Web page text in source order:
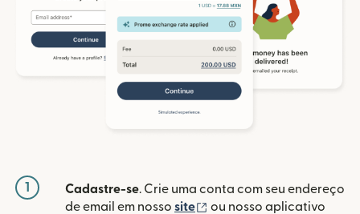
1 Cadastre-se. Crie uma conta com seu endereço
de email em nosso site (abre em uma nova
ou nosso aplicativo